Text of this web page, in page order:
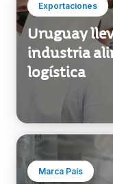
Exportaciones
Uruguay
industria
logística
Marca País